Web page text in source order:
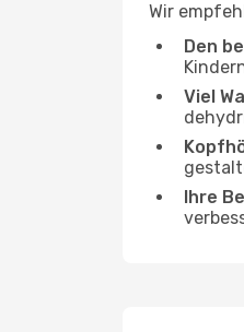
Wir
Den
Viel
Ihre